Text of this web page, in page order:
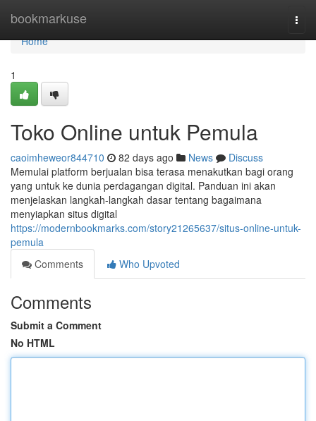
bookmarkuse
Home
Home
1
Toko Online untuk Pemula
caoimheweor844710 82 days ago News
Discuss
Memulai platform berjualan bisa terasa menakutkan bagi orang
yang untuk ke dunia perdagangan digital. Panduan ini akan
menjelaskan langkah-langkah dasar tentang bagaimana
menyiapkan situs digital
https://modernbookmarks.com/story21265637/situs-online-untuk-
pemula
Comments
Who Upvoted
Comments
Submit a Comment
No HTML